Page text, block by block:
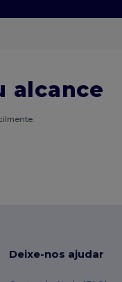
alcance
Deixe-nos ajudar